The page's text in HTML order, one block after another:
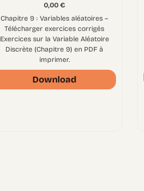
0,00€
Chapitre 9 : Variables aléatoires –
Télécharger exercices corrigés
Exercices sur la Variable Aléatoire
Discrète (Chapitre 9) en PDF à
imprimer.
Download